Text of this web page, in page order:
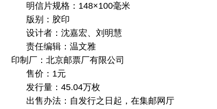
明信片规格：148×100毫米
版别：胶印
设计者：沈嘉宏、刘明慧
责任编辑：温文雅
印制厂：北京邮票厂有限公司
售价：1元
发行量：45.04万枚
出售办法：自发行之日起，在集邮网厅